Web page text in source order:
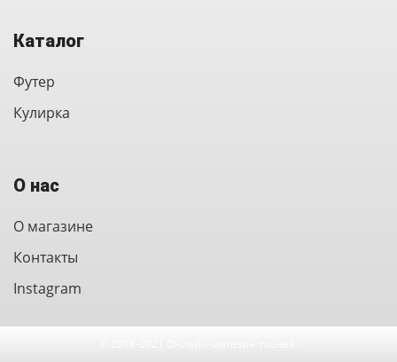
Каталог
Футер
Кулирка
О нас
О магазине
Контакты
Instagram